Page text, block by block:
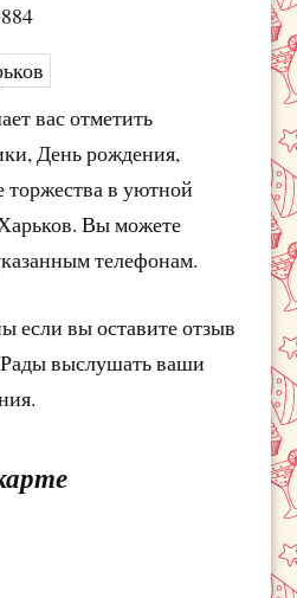
вас отметить
День рождения,
торжества в уютной
Вы можете
телефонам.
если вы оставите отзыв
выслушать ваши